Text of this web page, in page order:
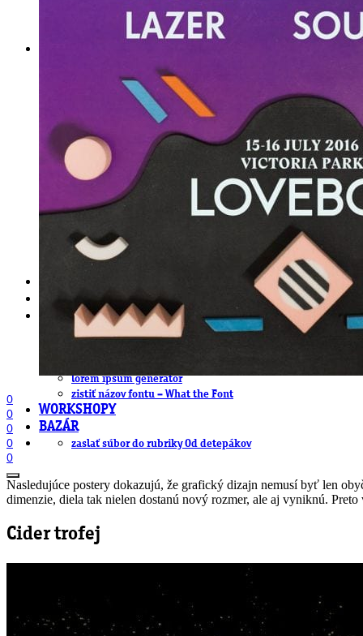
pre klientov
pdf, ps, acrobat, distiller
fonty, písmo, typografia
farby a color management návody
indesign
photoshop
illustrator
OS X
fonty zadarmo
rozmery papiera
slovník pojmov
OD DETEPÁKOV
ODKAZY
EAN generátor
lorem ipsum generátor
zistiť názov fontu – What the Font
WORKSHOPY
BAZÁR
zaslať súbor do rubriky Od detepákov
0
0
0
0
0
Nasledujúce postery dokazujú, že grafický dizajn nemusí byť len
dimenzie, diela tak nielen dostanú nový rozmer, ale aj vyniknú.
Cider trofej